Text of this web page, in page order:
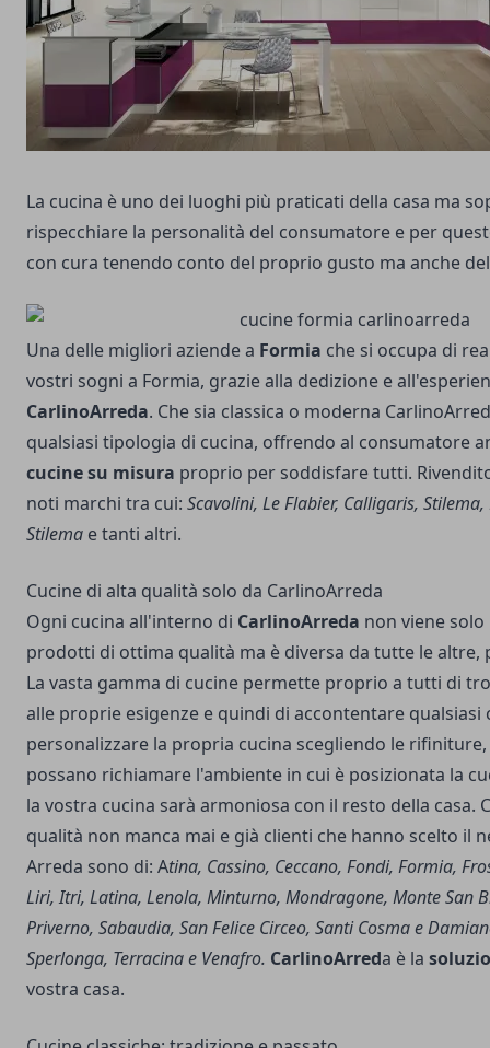
La cucina è uno dei luoghi più praticati della casa ma
rispecchiare la personalità del consumatore e per
con cura tenendo conto del proprio gusto ma anche
Una delle migliori aziende a Formia che si occupa di
vostri sogni a Formia, grazie alla dedizione e
CarlinoArreda. Che sia classica o moderna
qualsiasi tipologia di cucina, offrendo al consumatore
cucine su misura proprio per soddisfare tutti.
noti marchi tra cui: Scavolini, Le Flabier, Calligaris,
Stilema e tanti altri.
Cucine di alta qualità solo da CarlinoArreda
Ogni cucina all'interno di CarlinoArreda non viene
prodotti di ottima qualità ma è diversa da tutte le altre,
La vasta gamma di cucine permette proprio a tutti di
alle proprie esigenze e quindi di accontentare qualsiasi
personalizzare la propria cucina scegliendo le
possano richiamare l'ambiente in cui è posizionata la
la vostra cucina sarà armoniosa con il resto della casa.
qualità non manca mai e già clienti che hanno scelto il
Arreda sono di: Atina, Cassino, Ceccano, Fondi, Formia,
Liri, Itri, Latina, Lenola, Minturno, Mondragone, Monte San
Priverno, Sabaudia, San Felice Circeo, Santi Cosma e
Sperlonga, Terracina e Venafro. CarlinoArreda è la
vostra casa.